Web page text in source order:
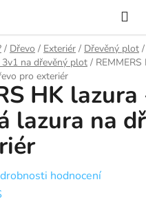
/ Dřevo / Exteriér / Dřevěný plot /
3v1 na dřevěný plot /
pro exteriér
HK lazura
lazura na
hodnocení